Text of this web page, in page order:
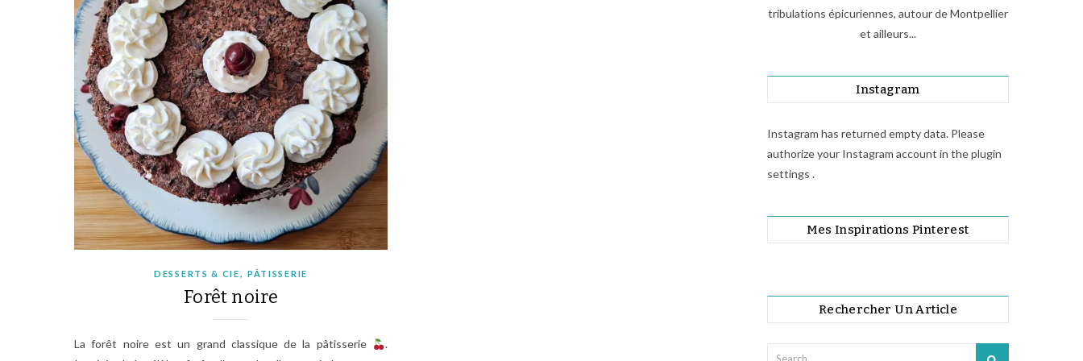
DESSERTS & CIE, PÂTISSERIE
Forêt noire
La forêt noire est un grand classique de la pâtisserie
.
tribulations épicuriennes, autour de Montpellier
et ailleurs...
Instagram
Instagram has returned empty data. Please
authorize your Instagram account in theplugin
settings .
Mes Inspirations Pinterest
Rechercher Un Article